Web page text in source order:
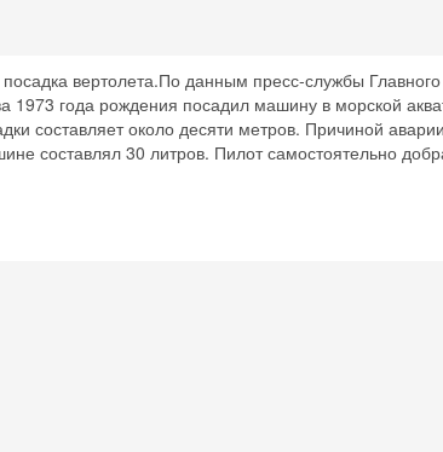
вертолета.По данным пресс-службы
года рождения посадил машину в морской
составляет около десяти метров. Причиной
составлял 30 литров. Пилот самостоятельно